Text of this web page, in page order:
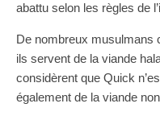
abattu selon les règles de
De nombreux musulmans
ils servent de la viande
considèrent que Quick
également de la viande